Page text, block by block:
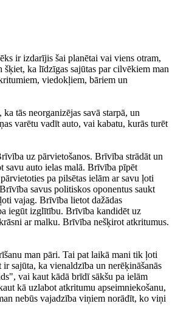
ir izdarījis šai planētai vai viens otram,
ka līdzīgas sajūtas par cilvēkiem man
viedokļiem, bāriem un
tās neorganizējas savā starpā, un
varētu vadīt auto, vai kabatu, kurās turēt
uz pārvietošanos. Brīvība strādāt un
auto ielas malā. Brīvība pīpēt
pa pilsētas ielām ar savu ļoti
savus politiskos oponentus saukt
vajag. Brīvība lietot dažādas
iegūt izglītību. Brīvība kandidēt uz
ar malku. Brīvība nešķirot atkritumus.
man pāri. Tai pat laikā mani tik ļoti
sajūta, ka vienaldzība un nerēķināšanās
vai kaut kādā brīdī sākšu pa ielām
kā uzlabot atkritumu apseimniekošanu,
nebūs vajadzība viņiem norādīt, ko viņi